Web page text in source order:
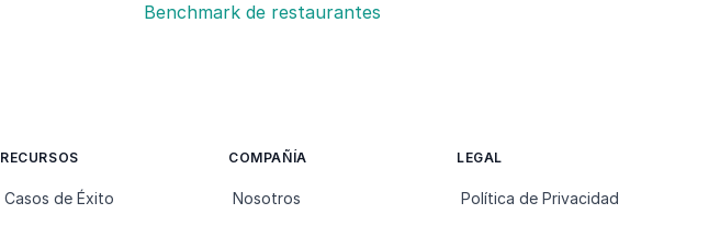
Benchmark de restaurantes
RECURSOS
Casos de Éxito
COMPAÑÍA
Nosotros
LEGAL
Política de Privacidad